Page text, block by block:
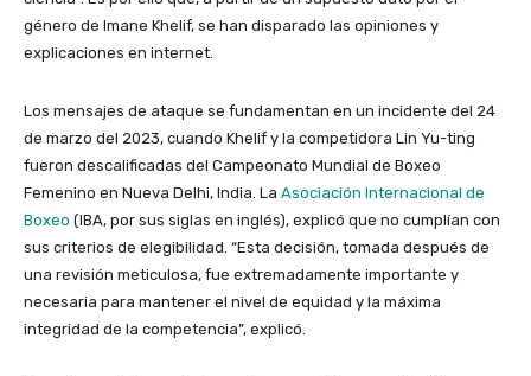
género de Imane Khelif, se han disparado las opiniones y
explicaciones en internet.
Los mensajes de ataque se fundamentan en un incidente del 24
de marzo del 2023, cuando Khelif y la competidora Lin Yu-ting
fueron descalificadas del Campeonato Mundial de Boxeo
Femenino en Nueva Delhi, India. La Asociación Internacional de
Boxeo (IBA, por sus siglas en inglés), explicó que no cumplían con
sus criterios de elegibilidad. “Esta decisión, tomada después de
una revisión meticulosa, fue extremadamente importante y
necesaria para mantener el nivel de equidad y la máxima
integridad de la competencia”, explicó.